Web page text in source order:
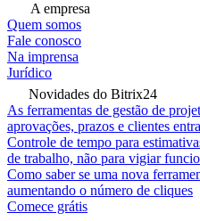
A empresa
Quem somos
Fale conosco
Na imprensa
Jurídico
Novidades do Bitrix24
As ferramentas de gestão de
aprovações, prazos e clientes
Controle de tempo para
de trabalho, não para vigiar
Como saber se uma nova
aumentando o número de cliques
Comece grátis